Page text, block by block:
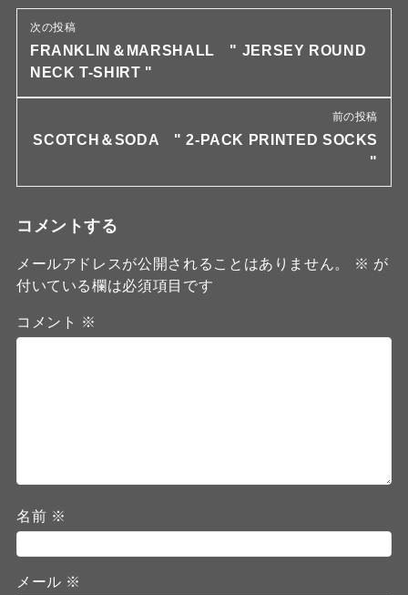
次の投稿
FRANKLIN＆MARSHALL " JERSEY ROUND
NECK T-SHIRT "
前の投稿
SCOTCH＆SODA " 2-PACK PRINTED SOCKS
"
コメントする
メールアドレスが公開されることはありません。 ※ が
付いている欄は必須項目です
コメント ※
名前 ※
メール ※